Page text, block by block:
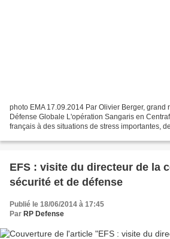
photo EMA 17.09.2014 Par Olivier Berger, grand
Défense Globale L'opération Sangaris en
français à des situations de stress importantes,
EFS : visite du directeur de la
sécurité et de défense
Publié le 18/06/2014 à 17:45
Par RP Defense